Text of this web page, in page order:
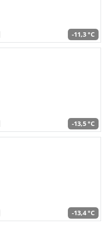
-11,3 °C
-13,5 °C
-13,4 °C